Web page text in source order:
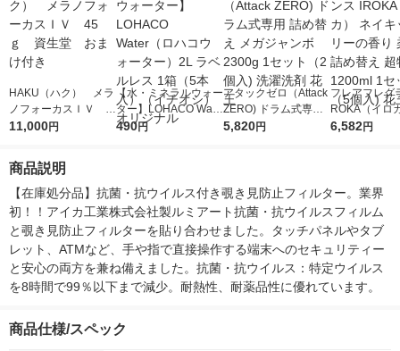
HAKU（ハク） メラ
ノフォーカスＩＶ 4
5ｇ 資生堂 おまけ
11,000円
【水・ミネラルウォー
ター】LOHACO Wate
r（ロハコウォータ
490円
アタックゼロ（Attack
ZERO) ドラム式専用
詰め替え メガジャン
5,820円
フレアフレグ
ROKA（イロ
イキッドリリ
6,582円
商品説明
【在庫処分品】抗菌・抗ウイルス付き覗き見防止フィルター。業界
初！！アイカ工業株式会社製ルミアート抗菌・抗ウイルスフィルム
と覗き見防止フィルターを貼り合わせました。タッチパネルやタブ
レット、ATMなど、手や指で直接操作する端末へのセキュリティー
と安心の両方を兼ね備えました。抗菌・抗ウイルス：特定ウイルス
を8時間で99％以下まで減少。耐熱性、耐薬品性に優れています。
商品仕様/スペック